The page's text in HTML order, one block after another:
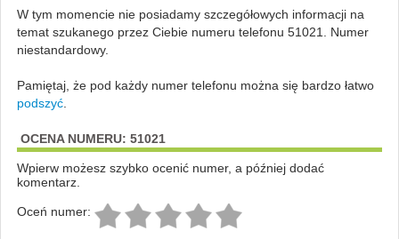
W tym momencie nie posiadamy szczegółowych informacji na
temat szukanego przez Ciebie numeru telefonu 51021. Numer
niestandardowy.
Pamiętaj, że pod każdy numer telefonu można się bardzo łatwo
podszyć.
OCENA NUMERU: 51021
Wpierw możesz szybko ocenić numer, a później dodać
komentarz.
Oceń numer: